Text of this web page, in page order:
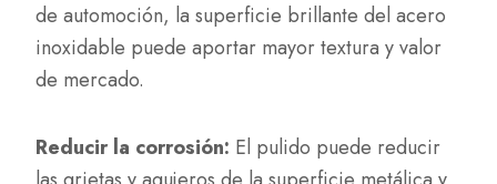
de automoción, la superficie brillante del acero
inoxidable puede aportar mayor textura y valor
de mercado.
Reducir la corrosión: El pulido puede reducir